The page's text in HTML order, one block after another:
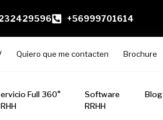
+56999701614
Quiero que me contacten Brochure
Full 360°
Software
RRHH
Blog